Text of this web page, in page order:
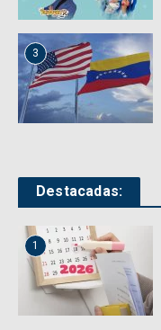
3
Destacadas:
1